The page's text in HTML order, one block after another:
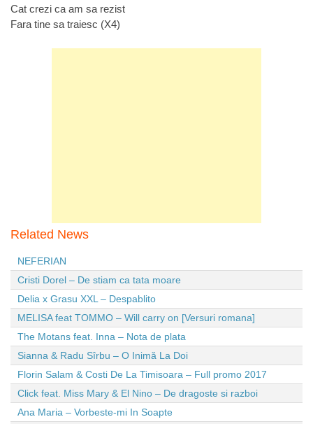
Cat crezi ca am sa rezist
Fara tine sa traiesc (X4)
Related News
NEFERIAN
Cristi Dorel – De stiam ca tata moare
Delia x Grasu XXL – Despablito
MELISA feat TOMMO – Will carry on [Versuri romana]
The Motans feat. Inna – Nota de plata
Sianna & Radu Sîrbu – O Inimă La Doi
Florin Salam & Costi De La Timisoara – Full promo 2017
Click feat. Miss Mary & El Nino – De dragoste si razboi
Ana Maria – Vorbeste-mi In Soapte